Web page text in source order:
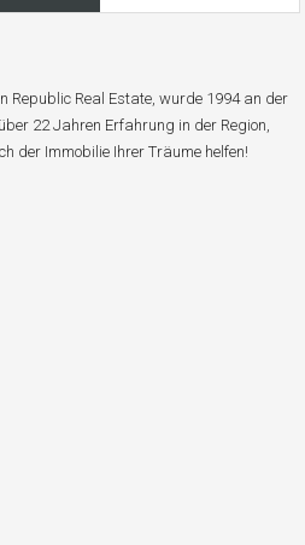
Republic Real Estate, wurde 1994 an der
22 Jahren Erfahrung in der Region,
der Immobilie Ihrer Träume helfen!